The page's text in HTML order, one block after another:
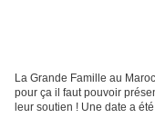
La Grande Famille au
pour ça il faut pouvoir
leur soutien ! Une date a